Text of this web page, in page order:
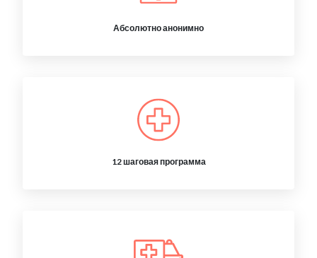
Абсолютно анонимно
12 шаговая программа